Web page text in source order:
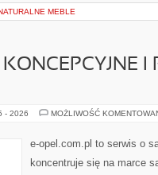
MEBLE
I
- 2026 MOŻLIWOŚĆ
e-opel.com.pl to serwis o
koncentruje się na marce